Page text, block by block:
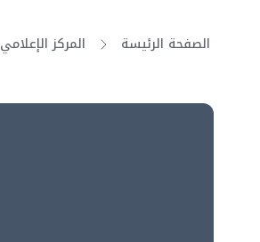
الصفحة الرئيسة المركز الإعلامي